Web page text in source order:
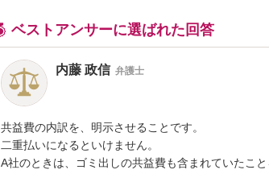
ベストアンサーに選ばれた回答
内藤 政信 弁護士
共益費の内訳を、明示させることです。
二重払いになるといけません。
A社のときは、ゴミ出しの共益費も含まれていたこと